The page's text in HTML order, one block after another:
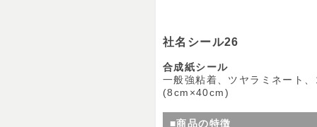
社名シール26
合成紙シール
一般強粘着、ツヤラミネート
(8cm×40cm)
■商品の特徴